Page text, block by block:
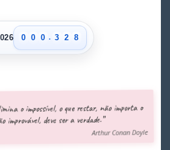
0
1
6
7
0
1
6
7
0
1
6
7
.
2
3
4
9
1
2
3
8
9
7
8
9
o impossível, o que restar, não importa o
improvável, deve ser a verdade.”
Arthur Conan Doyle